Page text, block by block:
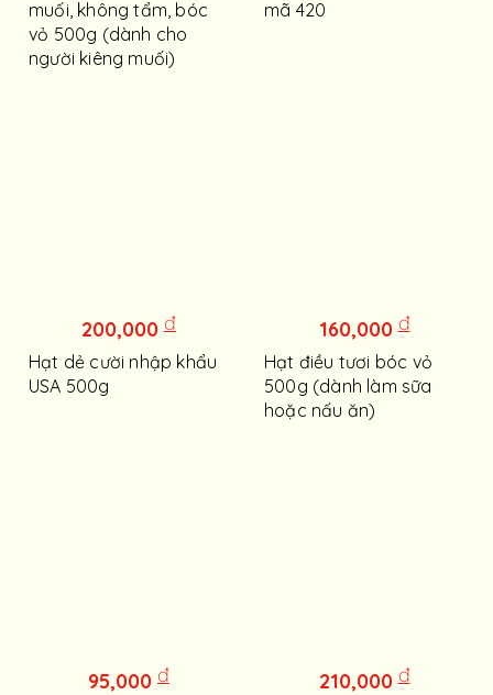
muối, không tẩm, bóc
vỏ 500g (dành cho
người kiêng muối)
mã 420
200,000 đ
Hạt dẻ cười nhập khẩu
USA 500g
160,000 đ
Hạt điều tươi bóc vỏ
500g (dành làm sữa
hoặc nấu ăn)
95,000 đ 210,000 đ